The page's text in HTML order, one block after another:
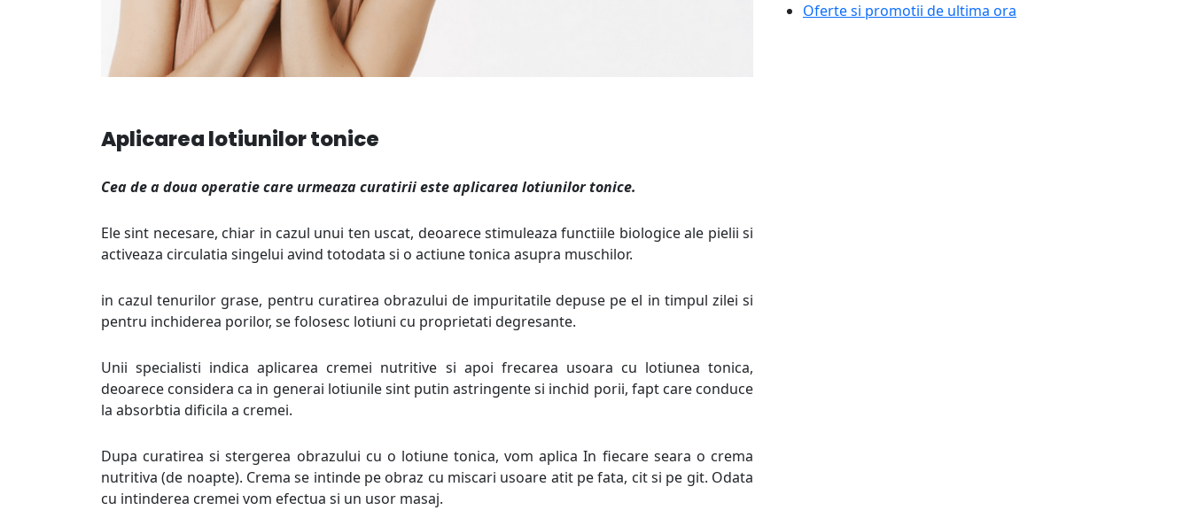
Aplicarea lotiunilor tonice
Cea de a doua operatie care urmeaza curatirii este aplicarea lotiunilor tonice.
Ele sint necesare, chiar in cazul unui ten uscat, deoarece stimuleaza functiile biologice ale pielii si
activeaza circulatia singelui avind totodata si o actiune tonica asupra muschilor.
in cazul tenurilor grase, pentru curatirea obrazului de impuritatile depuse pe el in timpul zilei si
pentru inchiderea porilor, se folosesc lotiuni cu proprietati degresante.
Unii specialisti indica aplicarea cremei nutritive si apoi frecarea usoara cu lotiunea tonica,
deoarece considera ca in generai lotiunile sint putin astringente si inchid porii, fapt care conduce
la absorbtia dificila a cremei.
Dupa curatirea si stergerea obrazului cu o lotiune tonica, vom aplica In fiecare seara o crema
nutritiva (de noapte). Crema se intinde pe obraz cu miscari usoare atit pe fata, cit si pe git. Odata
cu intinderea cremei vom efectua si un usor masaj.
Oferte si promotii de ultima ora